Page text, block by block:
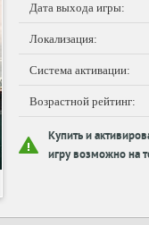
Дата выхода игры:
Локализация:
Система активации:
Возрастной рейтинг:
Купить и
игру возможно на